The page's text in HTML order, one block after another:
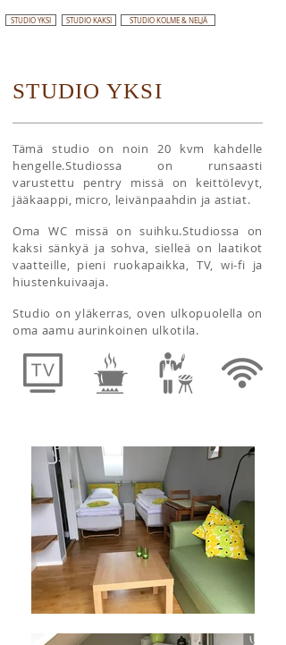
STUDIO YKSI
Tämä studio on noin 20 kvm kahdelle
hengelle.Studiossa on runsaasti
varustettu pentry missä on keittölevyt,
jääkaappi, micro, leivänpaahdin ja astiat.
Oma WC missä on suihku.Studiossa on
kaksi sänkyä ja sohva, sielleä on laatikot
vaatteille, pieni ruokapaikka, TV, wi-fi ja
hiustenkuivaaja.
Studio on yläkerras, oven ulkopuolella on
oma aamu aurinkoinen ulkotila.
STUDIO YKSI STUDIO KAKSI STUDIO KOLME & NELJÄ